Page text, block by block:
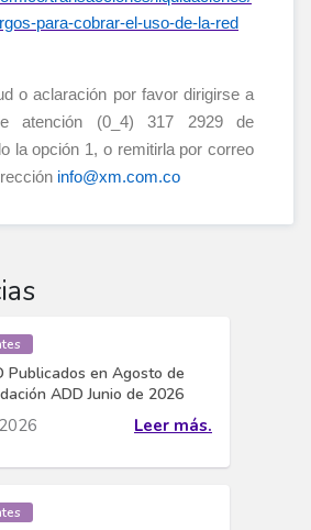
para-cobrar-el-uso-de-la-red
o aclaración por favor dirigirse a
atención (0_4) 317 2929 de
la opción 1, o remitirla por correo
info@xm.com.co
Publicados en Agosto de
ADD Junio de 2026
Leer más.